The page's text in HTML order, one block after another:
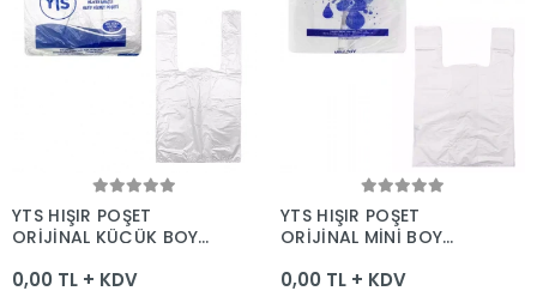
Sepete Ekle
YTS HIŞIR POŞET
ORİJİNAL KÜÇÜK BOY
0,00 TL + KDV
Sepete Ekle
YTS HIŞIR POŞET
ORİJİNAL MİNİ BOY
0,00 TL + KDV